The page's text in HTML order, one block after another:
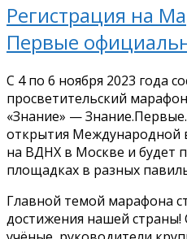
Регистрация на
Первые
С 4 по 6 ноября 2023 года
просветительский
«Знание» —
открытия Международной
на ВДНХ в Москве и будет
площадках в разных
Главной темой марафона
достижения нашей страны!